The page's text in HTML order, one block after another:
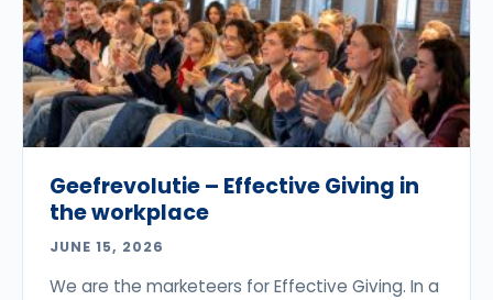
Geefrevolutie – Effective Giving in
the workplace
JUNE 15, 2026
We are the marketeers for Effective Giving. In a